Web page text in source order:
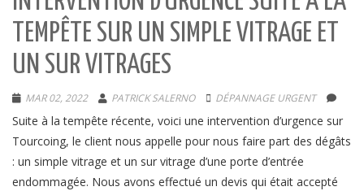
TEMPÊTE SUR UN SIMPLE VITRAGE ET
UN SUR VITRAGES
MAR 02, 2022 PATRICK SALERNO DÉPANNAGE URGENT
Suite à la tempête récente, voici une intervention d’urgence sur
Tourcoing, le client nous appelle pour nous faire part des dégâts
: un simple vitrage et un sur vitrage d’une porte d’entrée
endommagée. Nous avons effectué un devis qui était accepté